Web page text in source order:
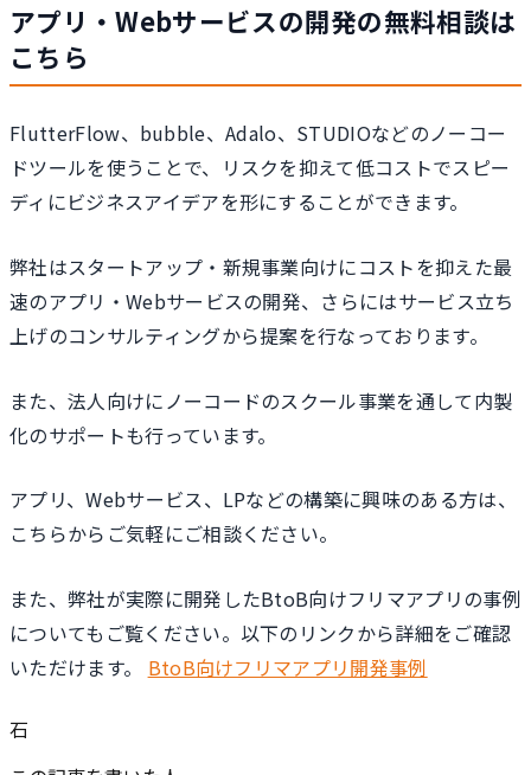
アプリ・Webサービスの開発の無料相談は
こちら
FlutterFlow、bubble、Adalo、STUDIOなどのノーコー
ドツールを使うことで、リスクを抑えて低コストでスピー
ディにビジネスアイデアを形にすることができます。
弊社はスタートアップ・新規事業向けにコストを抑えた最
速のアプリ・Webサービスの開発、さらにはサービス立ち
上げのコンサルティングから提案を行なっております。
また、法人向けにノーコードのスクール事業を通して内製
化のサポートも行っています。
アプリ、Webサービス、LPなどの構築に興味のある方は、
こちらからご気軽にご相談ください。
また、弊社が実際に開発したBtoB向けフリマアプリの事例
についてもご覧ください。以下のリンクから詳細をご確認
いただけます。 BtoB向けフリマアプリ開発事例
石